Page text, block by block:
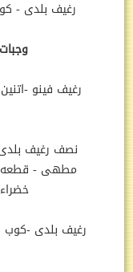
رغيف بلدى -
رغيف فينو -
نصف رغيف
مطهى - قطعه
رغيف بلدى -كوب